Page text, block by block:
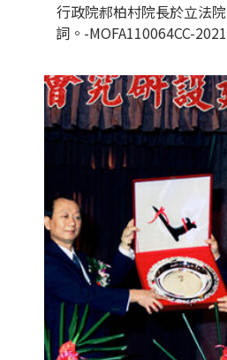
行政院郝柏村院長於立法
詞。-MOFA110064CC-